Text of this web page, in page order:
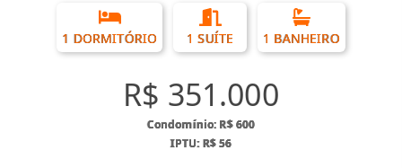
1 DORMITÓRIO 1 SUÍTE 1 BANHEIRO
R$ 351.000
Condomínio: R$ 600
IPTU: R$ 56